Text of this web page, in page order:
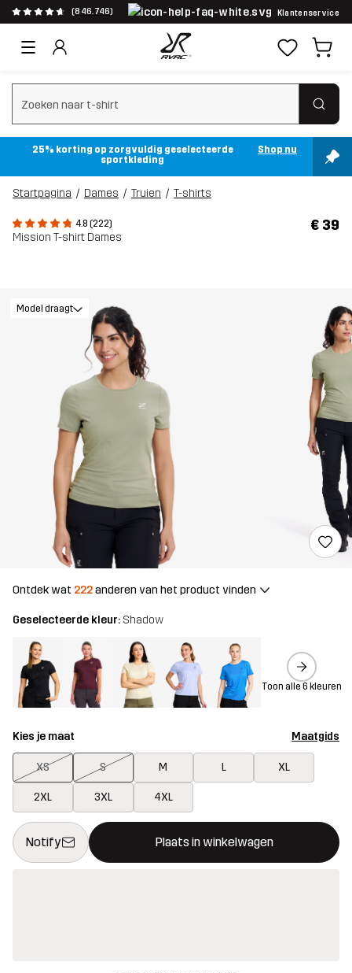
(846.746) Klantenservice
Zoeken wissen
25% korting op zorgvuldig geselecteerde
sportkleding
Shop nu
Startpagina Dames Truien T-shirts
4.8 (222)
Mission T-shirt Dames
€ 39
Model draagt
Ontdek wat 222anderen van het product vinden
Geselecteerde kleur: Shadow
Toon alle 6 kleuren
Kies je maat Maatgids
XS S M L XL
2XL 3XL 4XL
Notify Plaats in winkelwagen
Deze knop opent een modal met de bevestiging van een
{{size}} niet beschikbaar